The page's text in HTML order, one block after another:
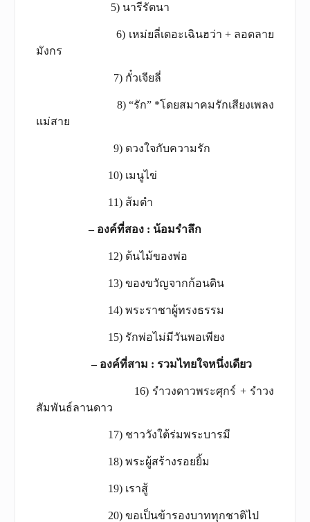
5) นารีรัตนา
6) เหม่ยลี่เดอะเฉินฮว่า + ลอดลาย
มังกร
7) กั๋วเจียลี่
8) “รัก” *โดยสมาคมรักเสียงเพลง
แม่สาย
9) ดวงใจกับความรัก
10) เมนูไข่
11) ส้มตำ
– องค์ที่สอง : น้อมรำลึก
12) ต้นไม้ของพ่อ
13) ของขวัญจากก้อนดิน
14) พระราชาผู้ทรงธรรม
15) รักพ่อไม่มีวันพอเพียง
– องค์ที่สาม : รวมไทยใจหนึ่งเดียว
16) รำวงดาวพระศุกร์ + รำวง
สัมพันธ์ลานดาว
17) ชาววังใต้ร่มพระบารมี
18) พระผู้สร้างรอยยิ้ม
19) เราสู้
20) ขอเป็นข้ารองบาททุกชาติไป